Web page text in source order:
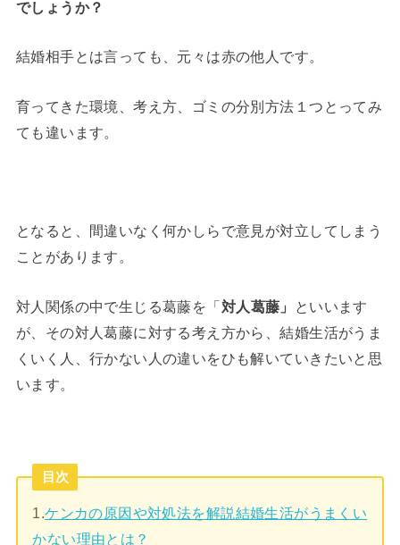
でしょうか？
結婚相手とは言っても、元々は赤の他人です。
育ってきた環境、考え方、ゴミの分別方法１つとってみ
ても違います。
となると、間違いなく何かしらで意見が対立してしまう
ことがあります。
対人関係の中で生じる葛藤を「対人葛藤」
といいます
が、その対人葛藤に対する考え方から、結婚生活がうま
くいく人、行かない人の違いをひも解いていきたいと思
います。
目次
1.ケンカの原因や対処法を解説結婚生活がうまくい
かない理由とは？